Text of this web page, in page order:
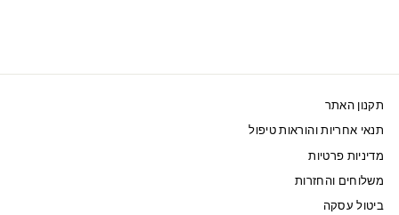
תקנון האתר
תנאי אחריות והוראות טיפול
מדיניות פרטיות
משלוחים והחזרות
ביטול עסקה